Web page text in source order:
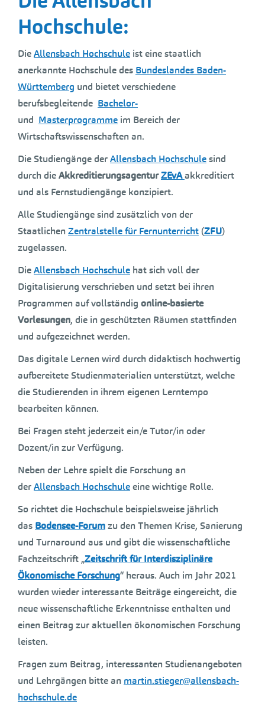
Hochschule:
DieAllensbach Hochschule ist eine staatlich
anerkannte Hochschule des Bundeslandes Baden-
Württemberg und bietet verschiedene
berufsbegleitende Bachelor-
und Masterprogramme im Bereich der
Wirtschaftswissenschaften an.
Die Studiengänge derAllensbach Hochschulesind
durch dieAkkreditierungsagenturZEvAakkreditiert
und als Fernstudiengänge konzipiert.
Alle Studiengänge sind zusätzlich von der
Staatlichen Zentralstelle für Fernunterricht (ZFU)
zugelassen.
DieAllensbach Hochschule hat sich voll der
Digitalisierung verschrieben und setzt bei ihren
Programmen auf vollständig online-basierte
Vorlesungen, die in geschützten Räumen stattfinden
und aufgezeichnet werden.
Das digitale Lernen wird durch didaktisch hochwertig
aufbereitete Studienmaterialien unterstützt, welche
die Studierenden in ihrem eigenen Lerntempo
bearbeiten können.
Bei Fragen steht jederzeit ein/e Tutor/in oder
Dozent/in zur Verfügung.
Neben der Lehre spielt die Forschung an
derAllensbach Hochschuleeine wichtige Rolle.
So richtet die Hochschule beispielsweise jährlich
das Bodensee-Forumzu den Themen Krise, Sanierung
und Turnaround aus und gibt die wissenschaftliche
Fachzeitschrift „Zeitschrift für Interdisziplinäre
Ökonomische Forschung“ heraus. Auch im Jahr 2021
wurden wieder interessante Beiträge eingereicht, die
neue wissenschaftliche Erkenntnisse enthalten und
einen Beitrag zur aktuellen ökonomischen Forschung
leisten.
Fragen zum Beitrag, interessanten Studienangeboten
und Lehrgängen bitte an martin.stieger@allensbach-
hochschule.de